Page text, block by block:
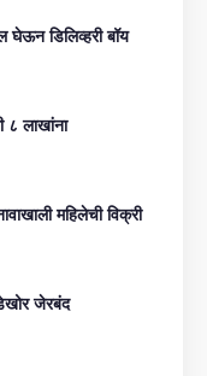
घेऊन डिलिव्हरी बॉय
लाखांना
महिलेची विक्री
जेरबंद